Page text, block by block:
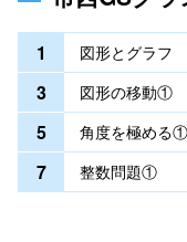
1 図形とグラフ
3 図形の移動①
5 角度を極める①
7 整数問題①